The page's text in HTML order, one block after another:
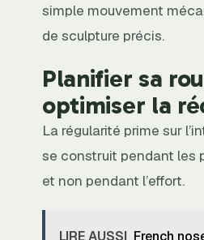
simple mouvement
de sculpture précis.
Planifier sa
optimiser la
La régularité prime sur
se construit pendant les
et non pendant l’effort.
LIRE AUSSI French